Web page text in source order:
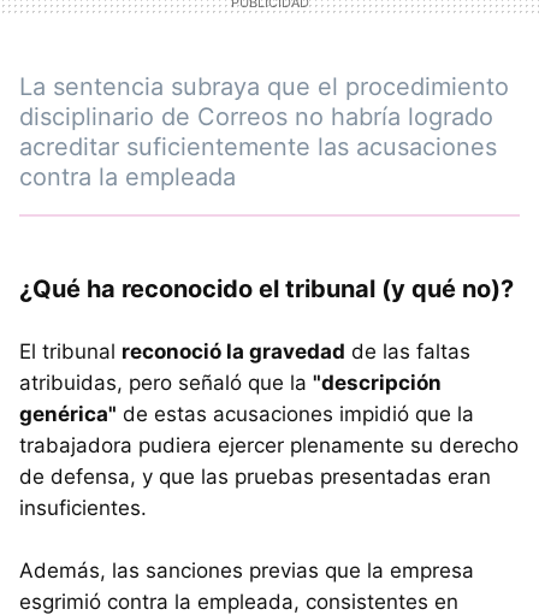
La sentencia subraya que el procedimiento
disciplinario de Correos no habría logrado
acreditar suficientemente las acusaciones
contra la empleada
¿Qué ha reconocido el tribunal (y qué no)?
El tribunal reconoció la gravedad de las faltas
atribuidas, pero señaló que la "descripción
genérica" de estas acusaciones impidió que la
trabajadora pudiera ejercer plenamente su derecho
de defensa, y que las pruebas presentadas eran
insuficientes.
Además, las sanciones previas que la empresa
esgrimió contra la empleada, consistentes en